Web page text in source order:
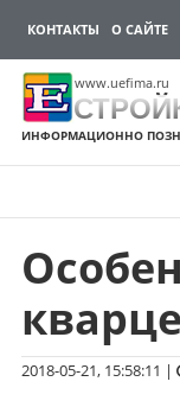
КОНТАКТЫ О САЙТЕ
www.uefima.ru
ИНФОРМАЦИОННО
Перейти
содержимому
2018-05-21, 15:58:11 |